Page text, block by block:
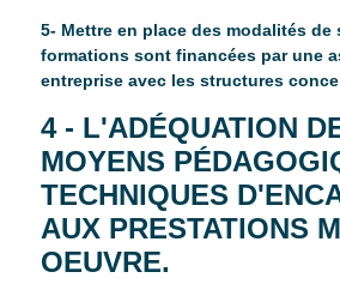
5- Mettre en place des modalités de
formations sont financées par une
entreprise avec les structures
4 - L'ADÉQUATION
MOYENS
TECHNIQUES
AUX PRESTATIONS
OEUVRE.